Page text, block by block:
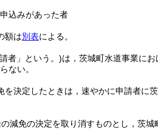
込みがあった者
額は別表による。
者」という。)は，茨城町水道事業に
ない。
決定したときは，速やかに申請者に
減免の決定を取り消すものとし，茨